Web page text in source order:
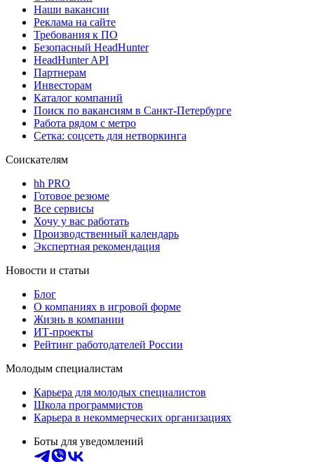
Наши вакансии
Реклама на сайте
Требования к ПО
Безопасный HeadHunter
HeadHunter API
Партнерам
Инвесторам
Каталог компаний
Поиск по вакансиям в Санкт-Петербурге
Работа рядом с метро
Сетка: соцсеть для нетворкинга
Соискателям
hh PRO
Готовое резюме
Все сервисы
Хочу у вас работать
Производственный календарь
Экспертная рекомендация
Новости и статьи
Блог
О компаниях в игровой форме
Жизнь в компании
ИТ-проекты
Рейтинг работодателей России
Молодым специалистам
Карьера для молодых специалистов
Школа программистов
Карьера в некоммерческих организациях
Боты для уведомлений